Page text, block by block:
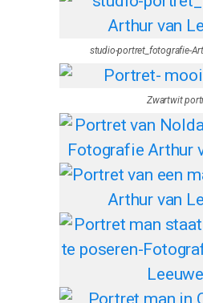
studio-portret_fotografie-
Zwartwit